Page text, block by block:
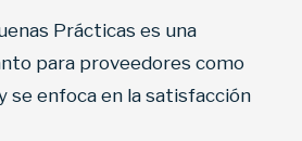
Prácticas es una
para proveedores como
se enfoca en la satisfacción